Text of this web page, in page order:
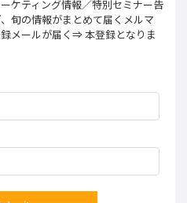
ケティング情報／特別セミナー告
旬の情報がまとめて届くメルマ
メールが届く⇒ 本登録となりま